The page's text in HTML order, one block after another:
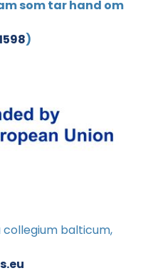
som tar hand om
)
collegium balticum,